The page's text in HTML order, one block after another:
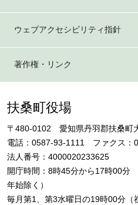
ウェブアクセシビリティ指針
著作権・リンク
扶桑町役場
〒480-0102 愛知県丹羽郡扶桑町
電話：0587-93-1111 ファクス：
法人番号：4000020233625
開庁時間：8時45分から17時00分
年始除く）
毎月第1、第3水曜日の19時00分（